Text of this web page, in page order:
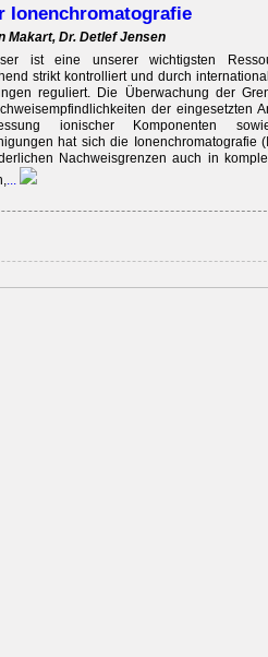
Ionenchromatografie
Makart, Dr. Detlef Jensen
ist eine unserer wichtigsten
strikt kontrolliert und durch
reguliert. Die Überwachung der
der eingesetzten
ionischer Komponenten
hat sich die Ionenchromatografie
Nachweisgrenzen auch in
...